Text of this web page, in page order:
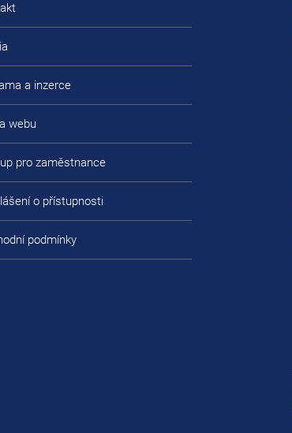
a inzerce
webu
pro zaměstnance
o přístupnosti
podmínky